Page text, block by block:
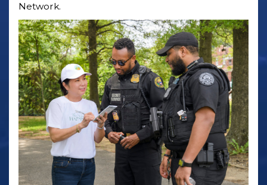
Network.